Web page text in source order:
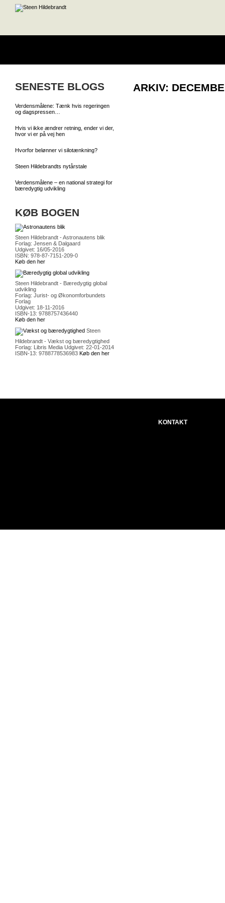
SENESTE BLOGS
Verdensmålene: Tænk hvis regeringen
og dagspressen…
Hvis vi ikke ændrer retning, ender vi der,
hvor vi er på vej hen
Hvorfor belønner vi silotænkning?
Steen Hildebrandts nytårstale
Verdensmålene – en national strategi for
bæredygtig udvikling
KØB BOGEN
Steen Hildebrandt - Astronautens blik
Forlag: Jensen & Dalgaard
Udgivet: 16/05-2016
ISBN: 978-87-7151-209-0
Køb den her
Steen Hildebrandt - Bæredygtig global
udvikling
Forlag: Jurist- og Økonomforbundets
Forlag
Udgivet: 18-11-2016
ISBN-13: 9788757436440
Køb den her
Steen
Hildebrandt - Vækst og bæredygtighed
Forlag: Libris Media Udgivet: 22-01-2014
ISBN-13: 9788778536983 Køb den her
ARKIV:
KONTAKT